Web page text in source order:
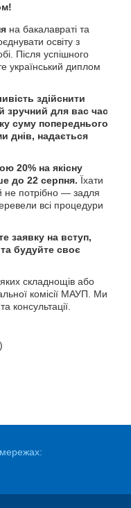
на бакалавраті та
освіту з
Після успішного
український диплом
здійснити
зручний для вас час
суму попереднього
днів, надається
20% на якісну
до 22 серпня. Їхати
не потрібно — задля
всі процедури
заявку на вступ,
будуйте своє
складнощів або
комісії МАУП. Ми
консультації.